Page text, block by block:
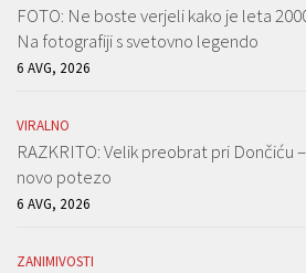
FOTO: Ne boste verjeli kako je leta
Na fotografiji s svetovno legendo
6 AVG, 2026
VIRALNO
RAZKRITO: Velik preobrat pri Dončiću
novo potezo
6 AVG, 2026
ZANIMIVOSTI